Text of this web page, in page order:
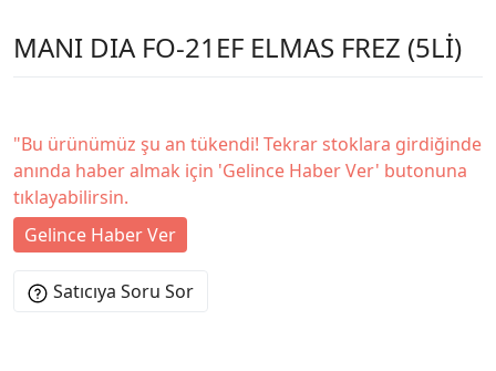
MANI DIA FO-21EF ELMAS FREZ (5Lİ)
"Bu ürünümüz şu an tükendi! Tekrar stoklara girdiğinde
anında haber almak için 'Gelince Haber Ver' butonuna
tıklayabilirsin.
Gelince Haber Ver
Satıcıya Soru Sor